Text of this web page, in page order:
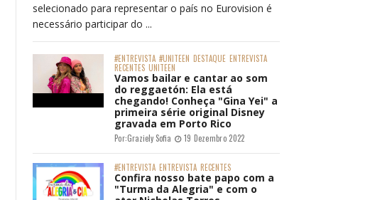
selecionado para representar o país no Eurovision é
necessário participar do ...
#ENTREVISTA #UNITEEN DESTAQUE ENTREVISTA
RECENTES UNITEEN
Vamos bailar e cantar ao som
do reggaetón: Ela está
chegando! Conheça "Gina Yei" a
primeira série original Disney
gravada em Porto Rico
Por:Graziely Sofia 19 Dezembro 2022
#ENTREVISTA ENTREVISTA RECENTES
Confira nosso bate papo com a
"Turma da Alegria" e com o